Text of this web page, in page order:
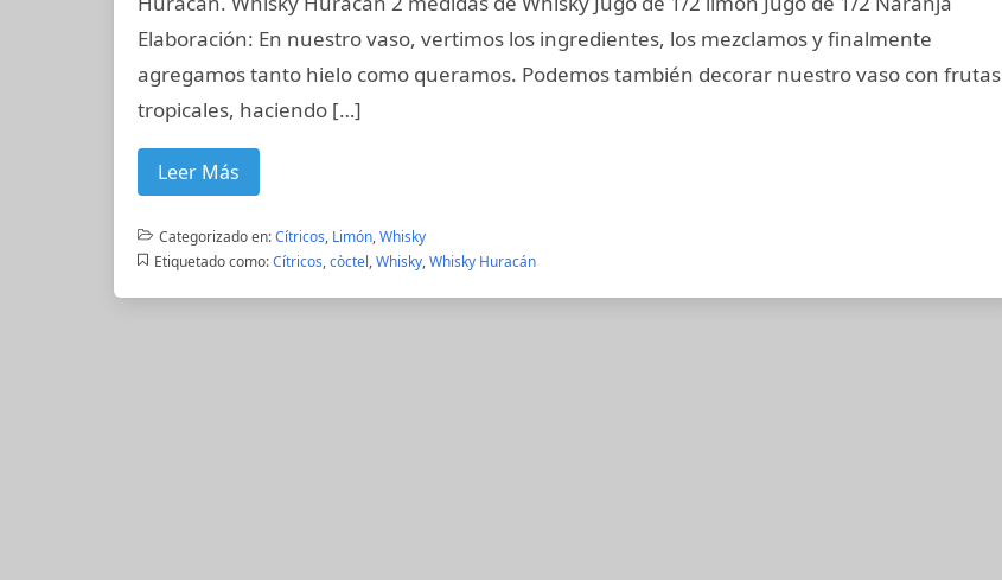
Elaboración: En nuestro vaso, vertimos los ingredientes, los mezclamos y finalmente
agregamos tanto hielo como queramos. Podemos también decorar nuestro vaso con frutas
tropicales, haciendo […]
Leer Más
Categorizado en:Cítricos, Limón,Whisky
Etiquetado como: Cítricos,còctel,Whisky,Whisky Huracán